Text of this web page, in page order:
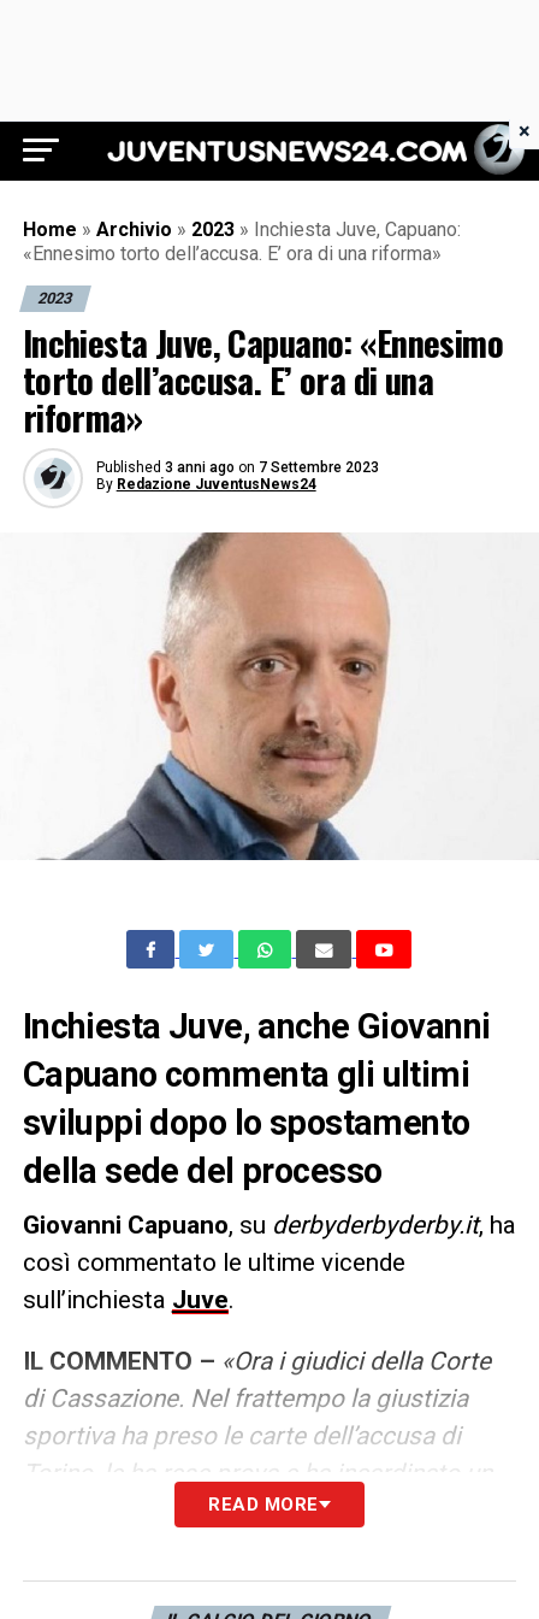
Juventus News 24
Home » Archivio » 2023 » Inchiesta Juve, Capuano:
«Ennesimo torto dell’accusa. E’ ora di una riforma»
2023
Inchiesta Juve, Capuano: «Ennesimo
torto dell’accusa. E’ ora di una
riforma»
Published 3 anni ago on 7 Settembre 2023
By Redazione JuventusNews24
Inchiesta Juve, anche Giovanni
Capuano commenta gli ultimi
sviluppi dopo lo spostamento
della sede del processo
Giovanni Capuano, su derbyderbyderby.it, ha
così commentato le ultime vicende
sull’inchiesta Juve.
IL COMMENTO – «Ora i giudici della Corte
di Cassazione. Nel frattempo la giustizia
sportiva ha preso le carte dell’accusa di
Torino, le ha rese prova e ha incardinato un
processo che ha cancellato la dirigenza
dall’Europa con danno stimato in 80-90
READ MORE
×